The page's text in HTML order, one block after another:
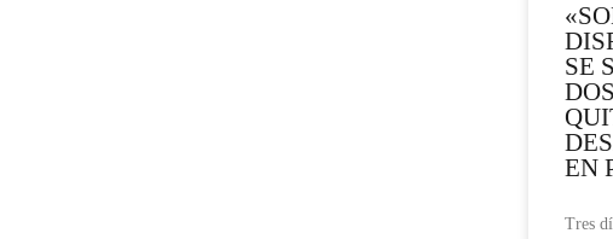
SE
EN
Tres